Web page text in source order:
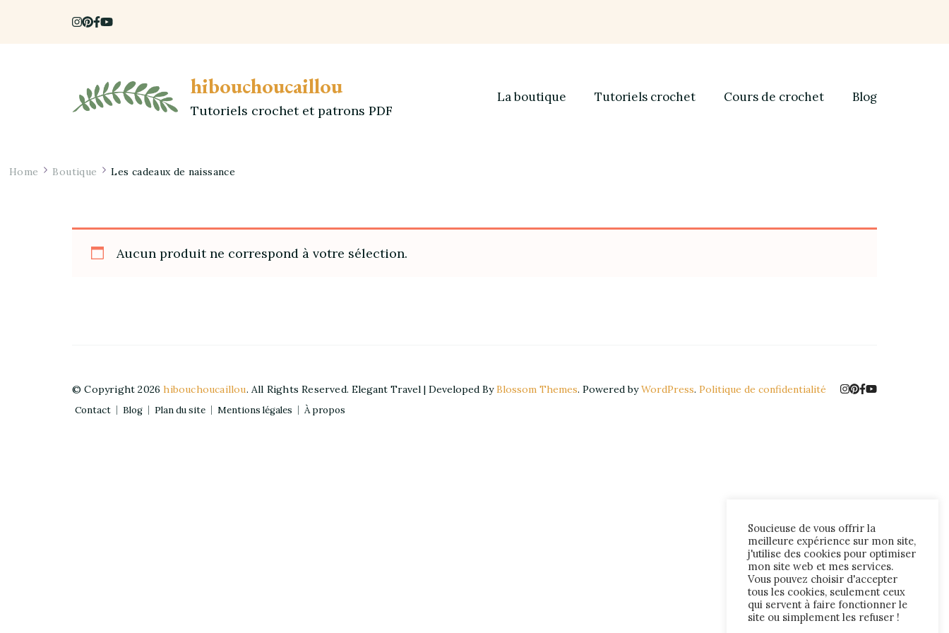
hibouchoucaillou
Tutoriels crochet et patrons PDF
La boutique Tutoriels crochet Cours de crochet Blog
Home Boutique Les cadeaux de naissance
Aucun produit ne correspond à votre sélection.
© Copyright 2026hibouchoucaillou. All Rights Reserved.Elegant Travel | Developed ByBlossom Themes. Powered byWordPress.Politique de confidentialité
Contact Blog Plan du site Mentions légales À propos
Soucieuse de vous offrir la
meilleure expérience sur mon site,
j'utilise des cookies pour optimiser
mon site web et mes services.
Vous pouvez choisir d'accepter
tous les cookies, seulement ceux
qui servent à faire fonctionner le
site ou simplement les refuser !